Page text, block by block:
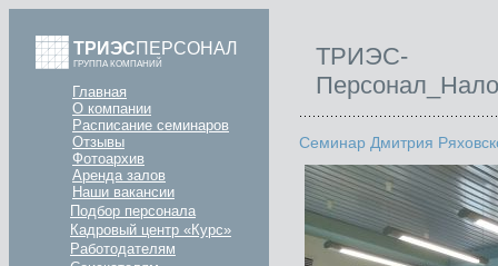
ТРИЭСПЕРСОНАЛ
ГРУППА КОМПАНИЙ
Главная
О компании
Расписание семинаров
Отзывы
Фотоархив
Аренда залов
Наши вакансии
Подбор персонала
Кадровый центр «Курс»
Работодателям
ТРИЭС-
Семинар Дмитрия